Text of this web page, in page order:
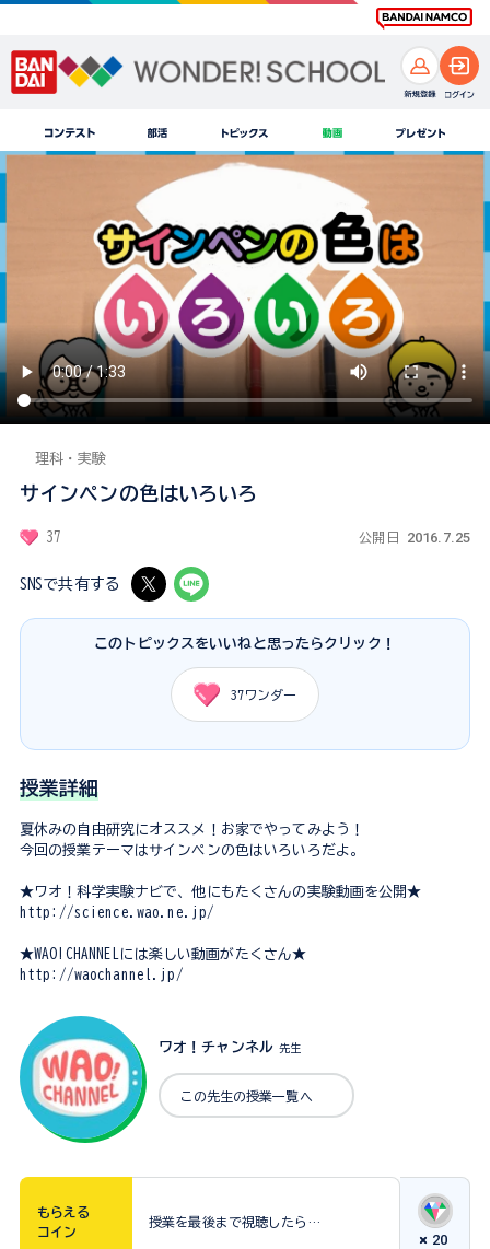
サインペンの色はいろいろ
理科・実験
37 公開日 2016.7.25
SNSで共有する
このトピックスをいいねと思ったらクリック！
37ワンダー
授業詳細
夏休みの自由研究にオススメ！お家でやってみよう！
今回の授業テーマはサインペンの色はいろいろだよ。
★ワオ！科学実験ナビで、他にもたくさんの実験動画を公開★
http://science.wao.ne.jp/
★WAO!CHANNELには楽しい動画がたくさん★
http://waochannel.jp/
ワオ！チャンネル 先生
この先生の授業一覧へ
もらえる
コイン
授業を最後まで視聴したら…
20